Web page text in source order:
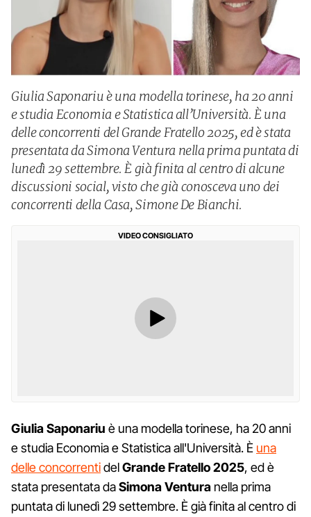
Giulia Saponariu è una modella torinese, ha 20 anni
e studia Economia e Statistica all’Università. È una
delle concorrenti del Grande Fratello 2025, ed è stata
presentata da Simona Ventura nella prima puntata di
lunedì 29 settembre. È già finita al centro di alcune
discussioni social, visto che già conosceva uno dei
concorrenti della Casa, Simone De Bianchi.
VIDEO CONSIGLIATO
Giulia Saponariu è una modella torinese, ha 20 anni
e studia Economia e Statistica all'Università. È una
delle concorrentidelGrande Fratello 2025, ed è
stata presentata daSimona Ventura nella prima
puntata di lunedì 29 settembre. È già finita al centro di